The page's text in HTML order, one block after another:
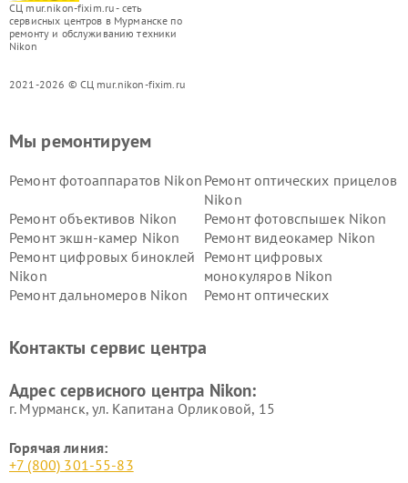
СЦ mur.nikon-fixim.ru - сеть
сервисных центров в Мурманске по
ремонту и обслуживанию техники
Nikon
2021-2026 © СЦ mur.nikon-fixim.ru
Мы ремонтируем
Ремонт фотоаппаратов Nikon Ремонт оптических прицелов
Nikon
Ремонт объективов Nikon
Ремонт фотовспышек Nikon
Ремонт экшн-камер Nikon
Ремонт видеокамер Nikon
Ремонт цифровых биноклей
Nikon
Ремонт цифровых
монокуляров Nikon
Ремонт дальномеров Nikon
Ремонт оптических
Контакты сервис центра
Адрес сервисного центра Nikon:
г. Мурманск, ул. Капитана Орликовой, 15
Горячая линия:
+7 (800) 301-55-83